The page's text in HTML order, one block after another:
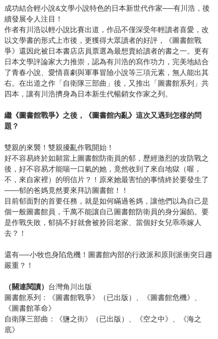
成功結合輕小說&文學小說特色的日本新世代作家──有川浩，後
續發展令人注目！
作者有川浩以輕小說比賽出道，作品不僅深受年輕讀者喜愛，改
以文學書的形式上市後，更獲得大眾讀者的好評，《圖書館戰
爭》還因此被日本書店店員票選為最想賣給讀者的書之一。更有
日本文學評論家大力推崇，認為有川浩的寫作功力，完美地結合
了青春小說、愛情喜劇與軍事冒險小說等三項元素，無人能出其
右。在出道之作「自衛隊三部曲」後，又推出「圖書館系列」共
四本，讓有川浩擠身為日本新生代暢銷女作家之列。
繼《圖書館戰爭》之後，《圖書館內亂》這次又遇到怎樣的問
題？
雙親的來襲！雙親擾亂作戰開始！
好不容易終於如願當上圖書館防衛員的郁，歷經激烈的攻防戰之
後，好不容易才能喘一口氣的她，竟然收到了來自地獄（喔，
不，來自家裡）的明信片？！原來她最害怕的事情終於要發生了
——郁的爸媽竟然要來拜訪圖書館！！
目前郁面對的首要任務，就是如何瞞過爸媽，讓他們以為自己是
個一般圖書館員，千萬不能讓自己圖書館防衛員的身分漏餡。要
是作戰失敗，郁搞不好就會被拎回老家、當個好女兒乖乖嫁人
去？！
還有──小牧也身陷危機！圖書館內部的行政派和原則派衝突日趨
嚴重？！
（關連閱讀） 台灣角川出版
圖書館系列：《圖書館戰爭》（已出版）、《圖書館危機》、
《圖書館革命》
自衛隊三部曲：《鹽之街》（已出版）、《空之中》、《海之
底》